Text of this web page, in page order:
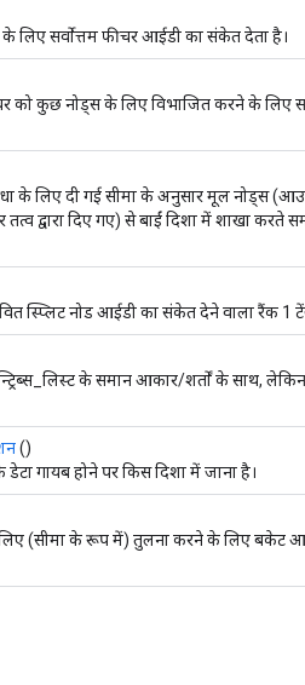
लिए सर्वोत्तम फीचर आईडी का संकेत देता है।
को कुछ नोड्स के लिए विभाजित करने के लिए
के लिए दी गई सीमा के अनुसार मूल नोड्स
द्वारा दिए गए) से बाईं दिशा में शाखा करते
स्प्लिट नोड आईडी का संकेत देने वाला रैंक 1
के समान आकार/शर्तों के साथ,
()
डेटा गायब होने पर किस दिशा में जाना है।
(सीमा के रूप में) तुलना करने के लिए बकेट